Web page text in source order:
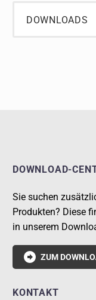
DOWNLOADS
DOWNLOAD-
Sie suchen
Produkten? Diese
in unserem
 ZUM
KONTAKT